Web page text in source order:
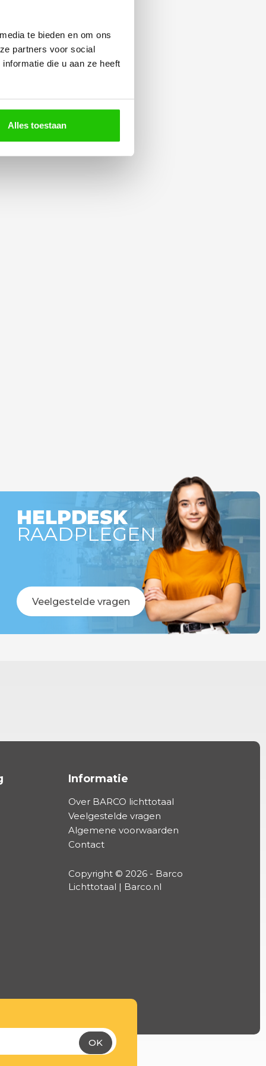
te bieden en om ons
partners voor social
die u aan ze heeft
Alles toestaan
HELPDESK
RAADPLEGEN
Veelgestelde vragen
Informatie
Over BARCO lichttotaal
Veelgestelde vragen
Algemene voorwaarden
Contact
Copyright © 2026 - Barco
Lichttotaal | Barco.nl
OK